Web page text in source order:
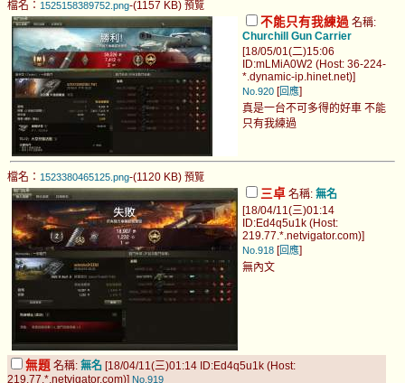
檔名： 1525158389752.png-(1157 KB) 預覽
不能只有我練過 名稱:
Churchill Gun Carrier
[18/05/01(二)15:06
ID:mLMiA0W2 (Host: 36-224-
*.dynamic-ip.hinet.net)]
No.920 [回應]
真是一台不可多得的好車 不能
只有我練過
檔名： 1523380465125.png-(1120 KB) 預覽
三卓 名稱: 無名
[18/04/11(三)01:14
ID:Ed4q5u1k (Host:
219.77.*.netvigator.com)]
No.918 [回應]
無內文
無題 名稱: 無名 [18/04/11(三)01:14 ID:Ed4q5u1k (Host:
219.77.*.netvigator.com)] No.919